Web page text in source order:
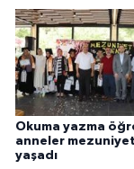
Okuma yazma
anneler
yaşadı